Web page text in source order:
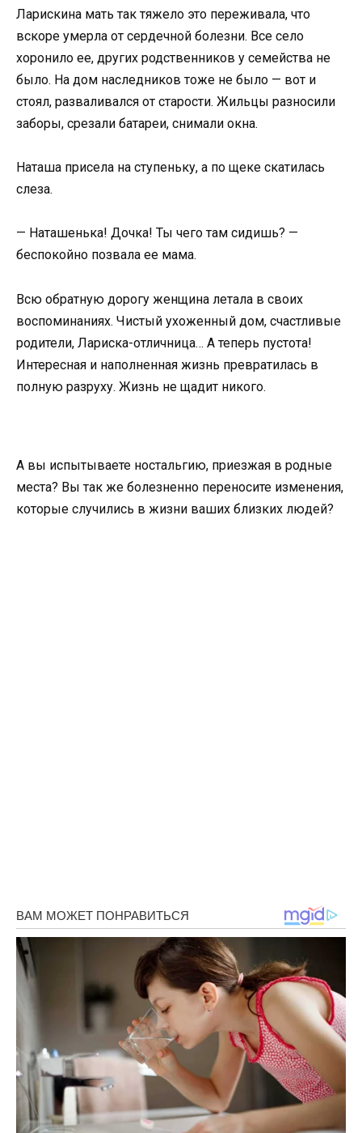
Ларискина мать так тяжело это переживала, что
вскоре умерла от сердечной болезни. Все село
хоронило ее, других родственников у семейства не
было. На дом наследников тоже не было — вот и
стоял, разваливался от старости. Жильцы разносили
заборы, срезали батареи, снимали окна.
Наташа присела на ступеньку, а по щеке скатилась
слеза.
— Наташенька! Дочка! Ты чего там сидишь? —
беспокойно позвала ее мама.
Всю обратную дорогу женщина летала в своих
воспоминаниях. Чистый ухоженный дом, счастливые
родители, Лариска-отличница… А теперь пустота!
Интересная и наполненная жизнь превратилась в
полную разруху. Жизнь не щадит никого.
А вы испытываете ностальгию, приезжая в родные
места? Вы так же болезненно переносите изменения,
которые случились в жизни ваших близких людей?